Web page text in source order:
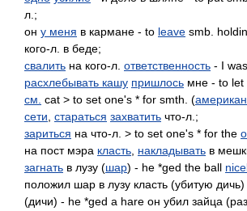
л.;
он у меня в кармане - to leave smb.
кого-л. в беде;
свалить на кого-л. ответственность - I
расхлебывать кашу пришлось мне - to let
см. cat > to set one's * for smth. (
сети стараться захватить что-л.;
зариться на что-л. > to set one's * for the
на пост мэра класть накладывать в
загнать в лузу (шар) - he *ged the ball
положил шар в лузу класть (убитую дичь)
(дичи) - he *ged a hare он убил зайца